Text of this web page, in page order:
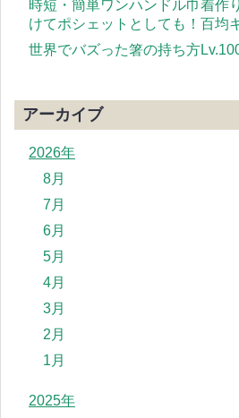
時短・簡単ワンハンドル巾着作
けてポシェットとしても！百均
世界でバズった箸の持ち方
アーカイブ
2026年
8月
7月
6月
5月
4月
3月
2月
1月
2025年